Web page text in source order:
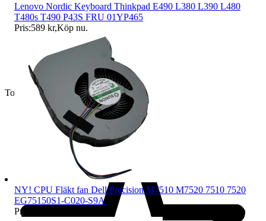
Toppsäljare
Lenovo Nordic Keyboard Thinkpad E490 L380 L390 L480
T480s T490 P43S FRU 01YP465
Pris:589 kr,Köp nu.
NY! CPU Fläkt fan Dell Precision M7510 M7520 7510 7520
EG75150S1-C020-S9A
Pris: